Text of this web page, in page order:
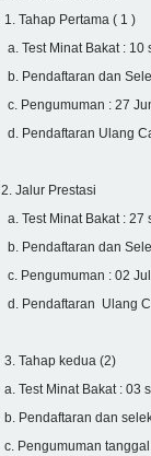
1. Tahap Pertama ( 1 )
a. Test Minat Bakat : 10
b. Pendaftaran dan
c. Pengumuman : 27
d. Pendaftaran Ulang
2. Jalur Prestasi
a. Test Minat Bakat : 27
b. Pendaftaran dan
c. Pengumuman : 02
d. Pendaftaran Ulang
3. Tahap kedua (2)
a. Test Minat Bakat : 03
b. Pendaftaran dan
c. Pengumuman